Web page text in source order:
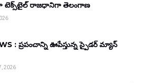
టెక్స్‌టైల్ రాజధానిగా తెలంగాణ
: ప్రపంచాన్ని ఊపేస్తున్న స్పైడర్ మ్యాన్
2026